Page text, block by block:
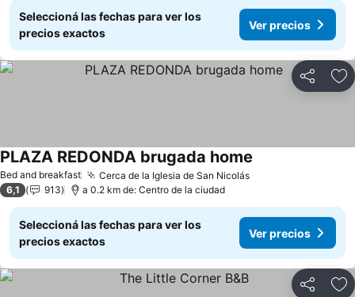
Seleccioná las fechas para ver los
precios exactos
Ver precios
Compartir
Bed and breakfast Cerca de la Iglesia de San NicolásVer precios
PLAZA REDONDA brugada home
6,1 913 a 0.2 km de: Centro de la ciudad
Seleccioná las fechas para ver los
precios exactos
Ver precios
Compartir